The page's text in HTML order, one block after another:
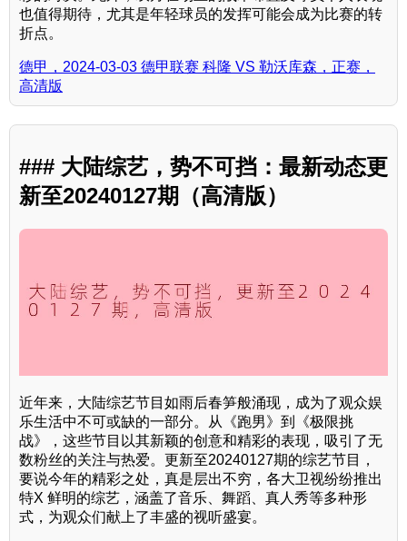
也值得期待，尤其是年轻球员的发挥可能会成为比赛的转
折点。
德甲，2024-03-03 德甲联赛 科隆 VS 勒沃库森，正赛，
高清版
### 大陆综艺，势不可挡：最新动态更
新至20240127期（高清版）
近年来，大陆综艺节目如雨后春笋般涌现，成为了观众娱
乐生活中不可或缺的一部分。从《跑男》到《极限挑
战》，这些节目以其新颖的创意和精彩的表现，吸引了无
数粉丝的关注与热爱。更新至20240127期的综艺节目，
要说今年的精彩之处，真是层出不穷，各大卫视纷纷推出
特X 鲜明的综艺，涵盖了音乐、舞蹈、真人秀等多种形
式，为观众们献上了丰盛的视听盛宴。